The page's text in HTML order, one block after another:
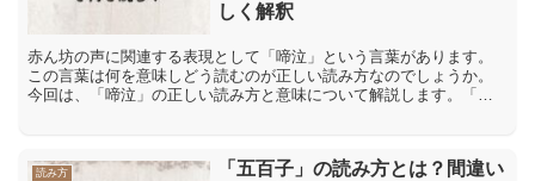
しく解釈
赤ん坊の声に関連する表現として「啼泣」という言葉があります。
この言葉は何を意味しどう読むのが正しい読み方なのでしょうか。
今回は、「啼泣」の正しい読み方と意味について解説します。「啼
読み方
「五百子」の読み方とは？間違い